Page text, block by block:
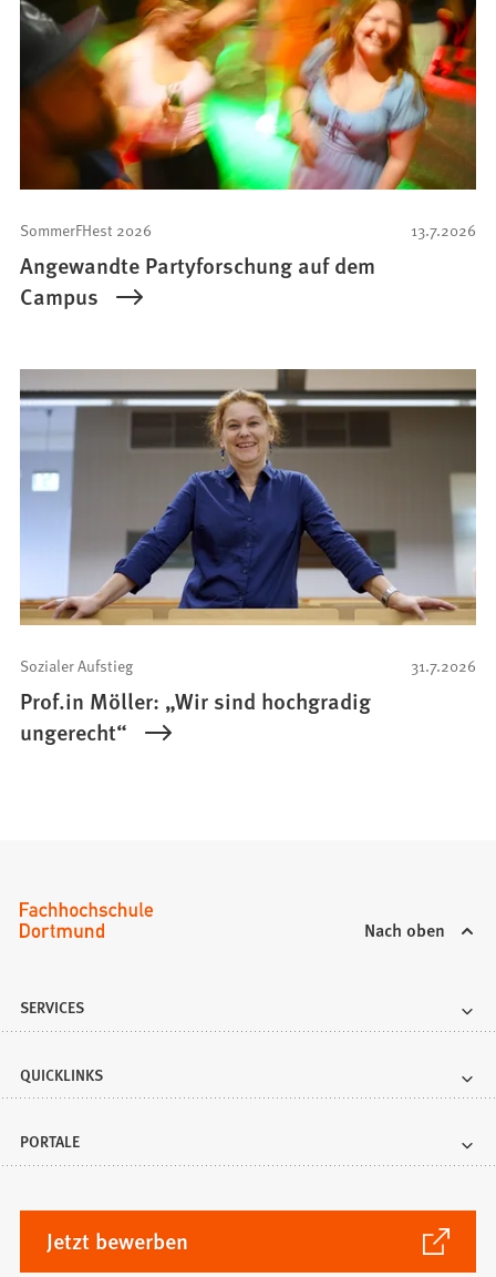
13.7.2026
SommerFHest 2026
Angewandte Partyforschung auf dem
Campus
31.7.2026
Sozialer Aufstieg
Prof.in Möller: „Wir sind hochgradig
ungerecht“
Nach oben
SERVICES
QUICKLINKS
PORTALE
Jetzt bewerben
(Öffnet
in